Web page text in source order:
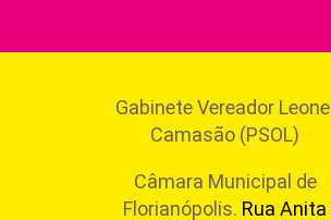
Gabinete Vereador Leonel
Camasão (PSOL)
Câmara Municipal de
Florianópolis. Rua Anita